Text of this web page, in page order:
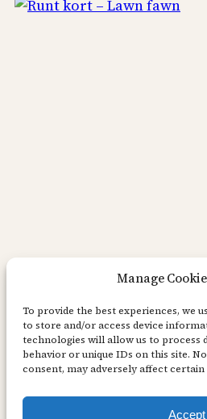
Manage
To provide the best experiences, we
to store and/or access device
technologies will allow us to process
behavior or unique IDs on this site.
consent, may adversely affect
Accept
Runt kort –
Hej! Runda kort – funkar
bas är en utskuren cirkel
jag fast en till kortbas –